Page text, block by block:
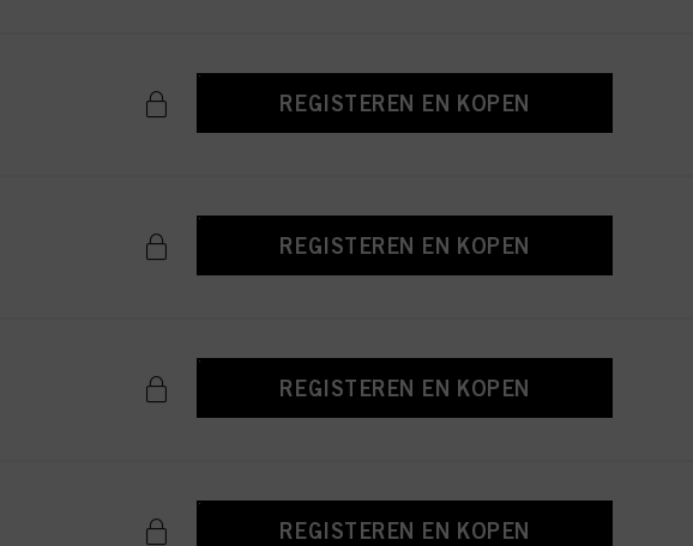
REGISTEREN EN KOPEN
REGISTEREN EN KOPEN
REGISTEREN EN KOPEN
REGISTEREN EN KOPEN